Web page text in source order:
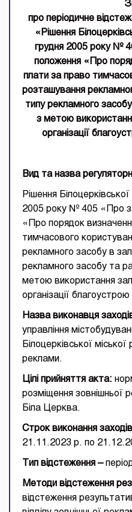
про періодичне
«Рішення
грудня 2005 року №
положення «Про
плати за право
розташування
типу рекламного
з метою
організації
Вид та назва
Рішення
2005 року № 405 «Про
«Про порядок
тимчасового
рекламного засобу в
рекламного засобу та
метою використання
організації
Назва виконавця
управління
Білоцерківської міської
реклами.
Цілі прийняття акта:
розміщення зовнішньої
Біла Церква.
Строк виконання
21.11.2023 р. по
Тип відстеження –
Методи відстеження
відстеження